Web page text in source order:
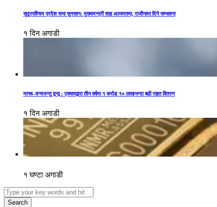
सुदूरपश्चिम प्रदेश सभा सुनसान: मुख्यमन्त्री शाह अल्पमतमा, राजीनामा दिने सम्भावना
१ दिन अगाडी
मानव–वन्यजन्तु द्वन्द्व : एक्यापद्वारा तीन वर्षमा १ करोड १० लाखभन्दा बढी राहत वितरण
१ दिन अगाडी
१ घण्टा अगाडी
Search